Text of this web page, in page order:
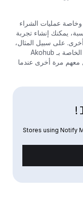
وخاصة عمليات الشراء
يمكنك إنشاء تجربة
على سبيل المثال،
يمكن للتجار استخدام ميزة إعادة الاستهداف الخاصة بـ Akohub
معهم مرة أخرى عندما
Stores using Notify